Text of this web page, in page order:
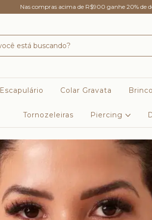
Nas compras acima de R$900 ganhe 20% de
Escapulário Colar Gravata
Tornozeleiras Piercing